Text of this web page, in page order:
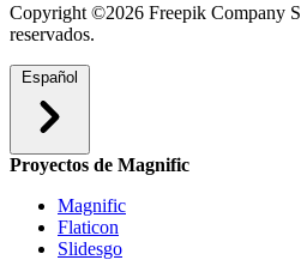
Copyright ©2026 Freepik Company
reservados.
Español
Proyectos de Magnific
Magnific
Flaticon
Slidesgo